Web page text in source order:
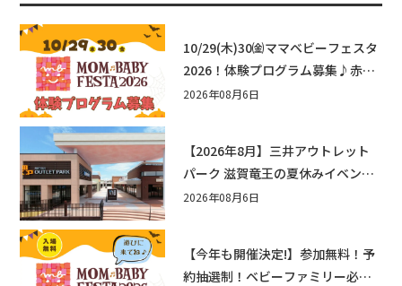
10/29(木)30㈮ママベビーフェスタ
2026！体験プログラム募集♪赤ち
ゃん向けイベントに出演しません
2026年08月6日
【2026年8月】三井アウトレット
パーク 滋賀竜王の夏休みイベント
まとめ！びしょぬれ水あそび・激
2026年08月6日
【今年も開催決定!】参加無料！予
約抽選制！ベビーファミリー必見